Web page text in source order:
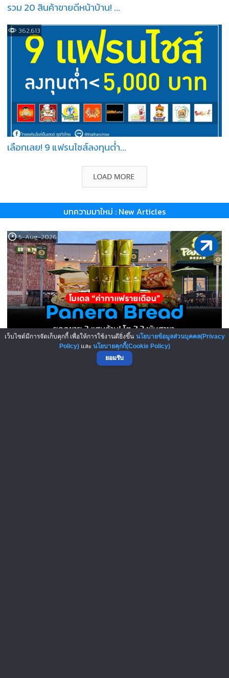
รวม 20 สินค้าขายดีหน้าบ้าน! ...
362,613
เลือกเลย! 9 แฟรนไชส์ลงทุนต่ำ...
บทความมาใหม่ : New Articles
5-Aug-2026
Panera Bread โมเดล “ค่ากาแฟแบบ..
เว็บไซต์มีการจัดเก็บคุกกี้ เพื่อให้การใช้งานดียิ่งขึ้น นโยบายข้อมูลส่วนบุคคล(Privacy
Policy)และ นโยบายคุกกี้(Cookie Policy)
ยอมรับ